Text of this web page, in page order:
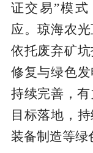
证交易”模式
应。琼海农
依托废弃矿
修复与绿色
持续完善，
目标落地，
装备制造等绿